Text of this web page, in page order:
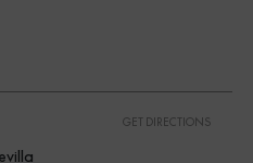
GET DIRECTIONS